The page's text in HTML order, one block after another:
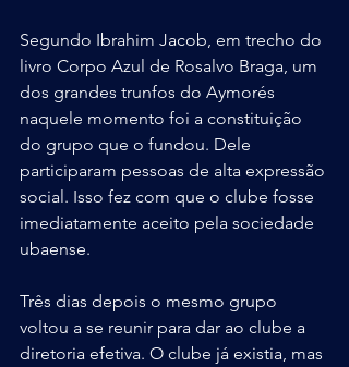
Segundo Ibrahim Jacob, em trecho do
livro Corpo Azul de Rosalvo Braga, um
dos grandes trunfos do Aymorés
naquele momento foi a constituição
do grupo que o fundou. Dele
participaram pessoas de alta expressão
social. Isso fez com que o clube fosse
imediatamente aceito pela sociedade
ubaense.
Três dias depois o mesmo grupo
voltou a se reunir para dar ao clube a
diretoria efetiva. O clube já existia, mas